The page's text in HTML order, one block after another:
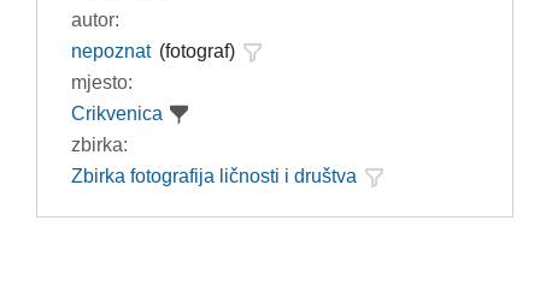
autor:
nepoznat (fotograf)
mjesto:
Crikvenica
zbirka:
Zbirka fotografija ličnosti i društva